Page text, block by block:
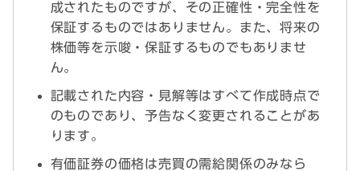
成されたものですが、その正確性・完全性を
保証するものではありません。また、将来の
株価等を示唆・保証するものでもありませ
ん。
記載された内容・見解等はすべて作成時点で
のものであり、予告なく変更されることがあ
ります。
有価証券の価格は売買の需給関係のみなら